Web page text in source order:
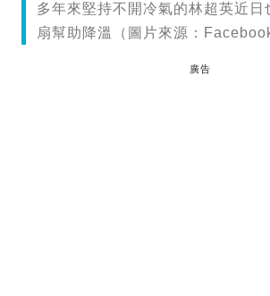
多年來堅持不開冷氣的林超英近日
扇幫助降溫（圖片來源：
廣告